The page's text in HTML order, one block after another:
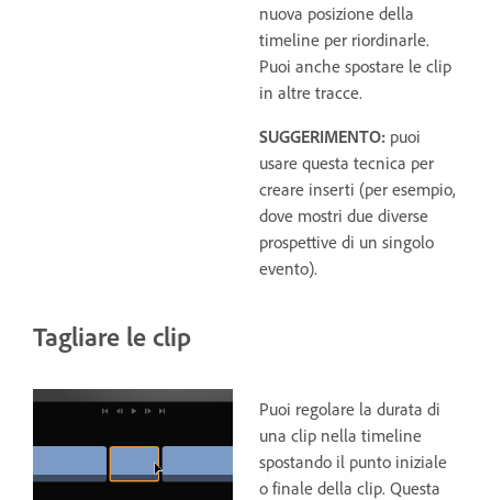
nuova posizione della
timeline per riordinarle.
Puoi anche spostare le clip
in altre tracce.
SUGGERIMENTO: puoi
usare questa tecnica per
creare inserti (per esempio,
dove mostri due diverse
prospettive di un singolo
evento).
Tagliare le clip
Puoi regolare la durata di
una clip nella timeline
spostando il punto iniziale
o finale della clip. Questa